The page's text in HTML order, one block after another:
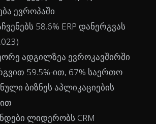
ევროპაში
58.6% ERP დანერგვას
ადგილზეა ევროკავშირში
59.5%-ით, 67% საერთო
ბიზნეს აპლიკაციების
ლიდერობს CRM